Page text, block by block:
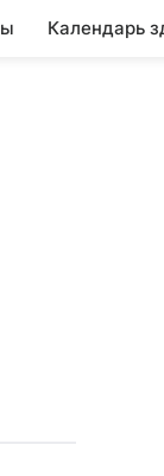
Календарь